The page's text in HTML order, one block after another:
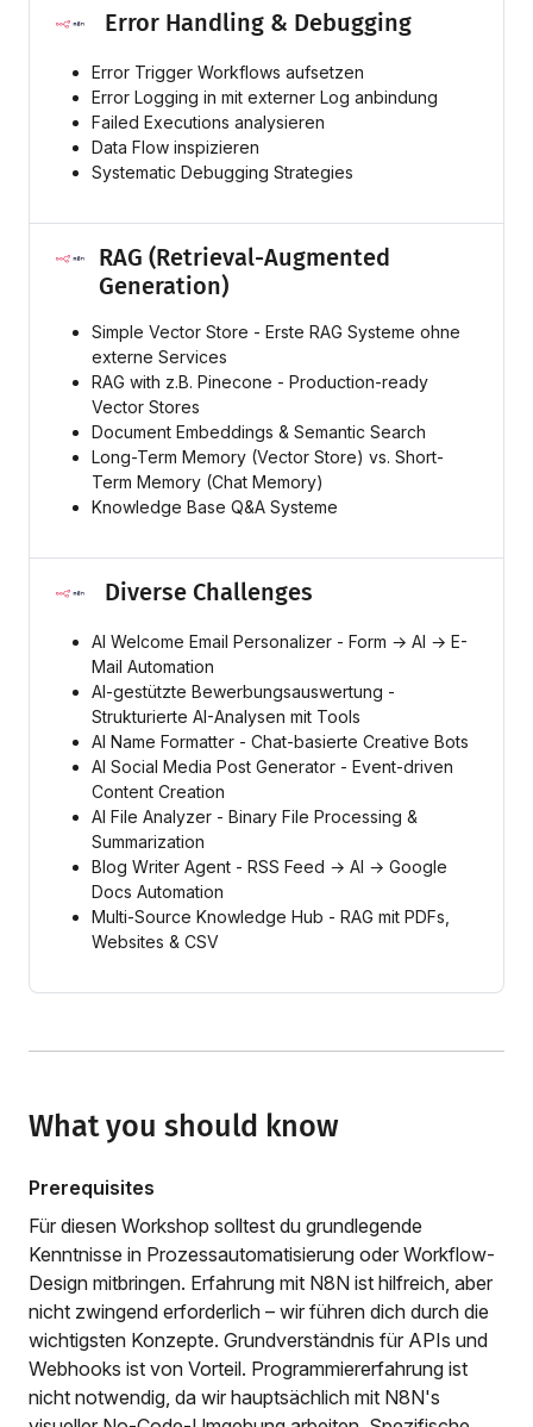
Error Handling & Debugging
Error Trigger Workflows aufsetzen
Error Logging in mit externer Log anbindung
Failed Executions analysieren
Data Flow inspizieren
Systematic Debugging Strategies
RAG (Retrieval-Augmented
Generation)
Simple Vector Store - Erste RAG Systeme ohne
externe Services
RAG with z.B. Pinecone - Production-ready
Vector Stores
Document Embeddings & Semantic Search
Long-Term Memory (Vector Store) vs. Short-
Term Memory (Chat Memory)
Knowledge Base Q&A Systeme
Diverse Challenges
AI Welcome Email Personalizer - Form → AI → E-
Mail Automation
AI-gestützte Bewerbungsauswertung -
Strukturierte AI-Analysen mit Tools
AI Name Formatter - Chat-basierte Creative Bots
AI Social Media Post Generator - Event-driven
Content Creation
AI File Analyzer - Binary File Processing &
Summarization
Blog Writer Agent - RSS Feed → AI → Google
Docs Automation
Multi-Source Knowledge Hub - RAG mit PDFs,
Websites & CSV
What you should know
Prerequisites
Für diesen Workshop solltest du grundlegende
Kenntnisse in Prozessautomatisierung oder Workflow-
Design mitbringen. Erfahrung mit N8N ist hilfreich, aber
nicht zwingend erforderlich – wir führen dich durch die
wichtigsten Konzepte. Grundverständnis für APIs und
Webhooks ist von Vorteil. Programmiererfahrung ist
nicht notwendig, da wir hauptsächlich mit N8N's